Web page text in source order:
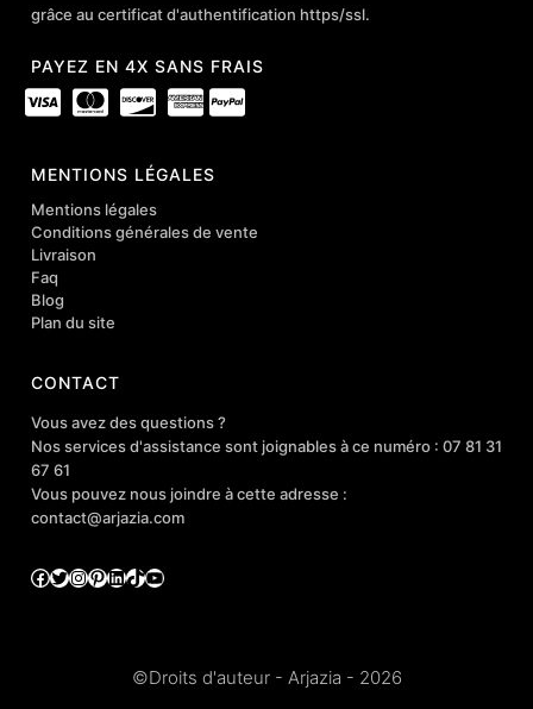
grâce au certificat d'authentification https/ssl.
PAYEZ EN 4X SANS FRAIS
MENTIONS LÉGALES
Mentions légales
Conditions générales de vente
Livraison
Faq
Blog
Plan du site
CONTACT
Vous avez des questions ?
Nos services d'assistance sont joignables à ce numéro : 07 81 31
67 61
Vous pouvez nous joindre à cette adresse :
contact@arjazia.com
Facebook
Twitter
Instagram
Pinterest
LinkedIn
TikTok
YouTube
©Droits d'auteur - Arjazia - 2026